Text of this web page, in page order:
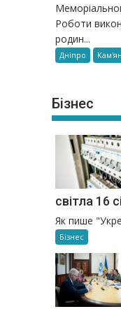
Роботи
родин...
Дніпро
Бізнес
світла 16
Як пише
Бізнес